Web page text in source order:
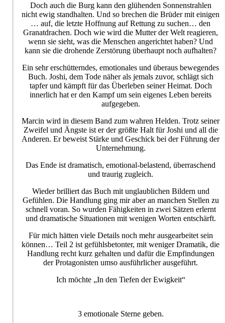
Doch auch die Burg kann den glühenden Sonnenstrahlen
nicht ewig standhalten. Und so brechen die Brüder mit einigen
… auf, die letzte Hoffnung auf Rettung zu suchen… den
Granatdrachen. Doch wie wird die Mutter der Welt reagieren,
wenn sie sieht, was die Menschen angerichtet haben? Und
kann sie die drohende Zerstörung überhaupt noch aufhalten?
Ein sehr erschütterndes, emotionales und überaus bewegendes
Buch. Joshi, dem Tode näher als jemals zuvor, schlägt sich
tapfer und kämpft für das Überleben seiner Heimat. Doch
innerlich hat er den Kampf um sein eigenes Leben bereits
aufgegeben.
Marcin wird in diesem Band zum wahren Helden. Trotz seiner
Zweifel und Ängste ist er der größte Halt für Joshi und all die
Anderen. Er beweist Stärke und Geschick bei der Führung der
Unternehmung.
Das Ende ist dramatisch, emotional-belastend, überraschend
und traurig zugleich.
Wieder brilliert das Buch mit unglaublichen Bildern und
Gefühlen. Die Handlung ging mir aber an manchen Stellen zu
schnell voran. So wurden Fähigkeiten in zwei Sätzen erlernt
und dramatische Situationen mit wenigen Worten entschärft.
Für mich hätten viele Details noch mehr ausgearbeitet sein
können… Teil 2 ist gefühlsbetonter, mit weniger Dramatik, die
Handlung recht kurz gehalten und dafür die Empfindungen
der Protagonisten umso ausführlicher ausgeführt.
Ich möchte „In den Tiefen der Ewigkeit“
3 emotionale Sterne geben.